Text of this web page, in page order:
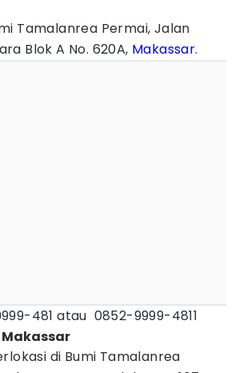
Tamalanrea Permai, Jalan
Blok A No. 620A, Makassar.
481 atau 0852-9999-4811
Makassar
di Bumi Tamalanrea